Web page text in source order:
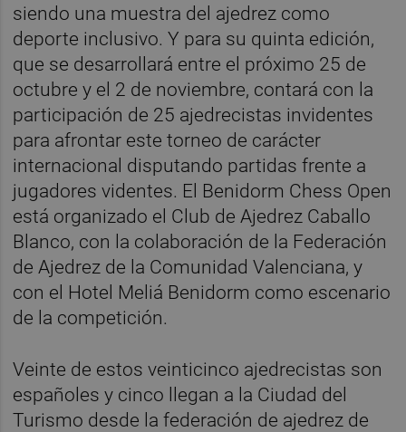
siendo una muestra del ajedrez como
deporte inclusivo. Y para su quinta edición,
que se desarrollará entre el próximo 25 de
octubre y el 2 de noviembre, contará con la
participación de 25 ajedrecistas invidentes
para afrontar este torneo de carácter
internacional disputando partidas frente a
jugadores videntes. El Benidorm Chess Open
está organizado el Club de Ajedrez Caballo
Blanco, con la colaboración de la Federación
de Ajedrez de la Comunidad Valenciana, y
con el Hotel Meliá Benidorm como escenario
de la competición.
Veinte de estos veinticinco ajedrecistas son
españoles y cinco llegan a la Ciudad del
Turismo desde la federación de ajedrez de